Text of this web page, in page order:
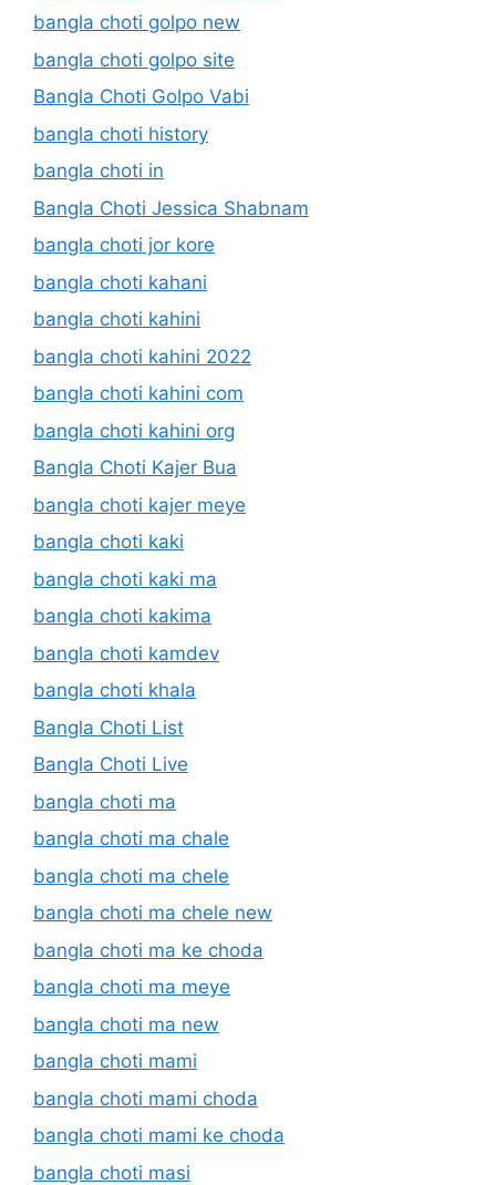
bangla choti golpo new
bangla choti golpo site
Bangla Choti Golpo Vabi
bangla choti history
bangla choti in
Bangla Choti Jessica Shabnam
bangla choti jor kore
bangla choti kahani
bangla choti kahini
bangla choti kahini 2022
bangla choti kahini com
bangla choti kahini org
Bangla Choti Kajer Bua
bangla choti kajer meye
bangla choti kaki
bangla choti kaki ma
bangla choti kakima
bangla choti kamdev
bangla choti khala
Bangla Choti List
Bangla Choti Live
bangla choti ma
bangla choti ma chale
bangla choti ma chele
bangla choti ma chele new
bangla choti ma ke choda
bangla choti ma meye
bangla choti ma new
bangla choti mami
bangla choti mami choda
bangla choti mami ke choda
bangla choti masi